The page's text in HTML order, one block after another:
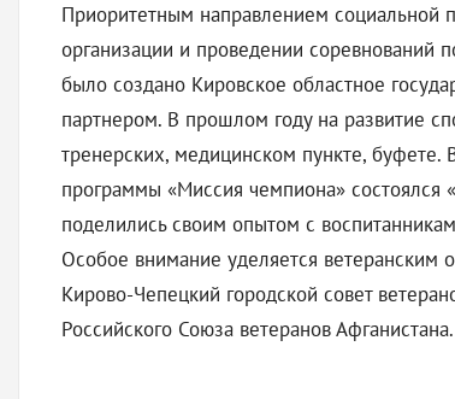
Приоритетным направлением социальной
организации и проведении соревнований
было создано Кировское областное
партнером. В прошлом году на развитие
тренерских, медицинском пункте,
программы «Миссия чемпиона»
поделились своим опытом с
Особое внимание уделяется
Кирово-Чепецкий городской совет
Российского Союза ветеранов Афганистана.